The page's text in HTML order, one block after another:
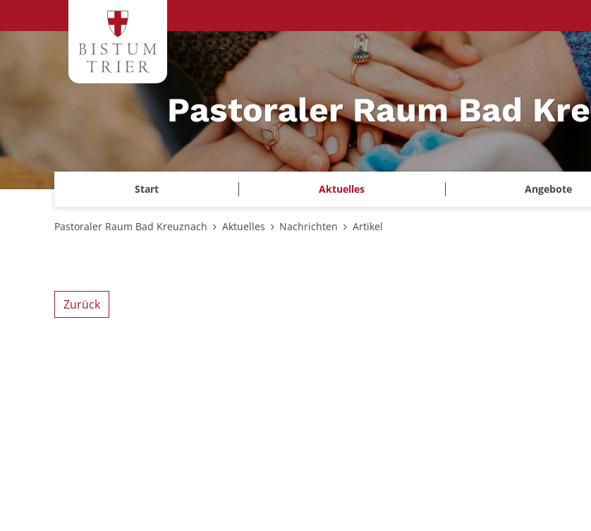
Pastoraler Raum Bad
Start Aktuelles Angebote
Pastoraler Raum Bad Kreuznach Aktuelles Nachrichten Artikel
Zurück